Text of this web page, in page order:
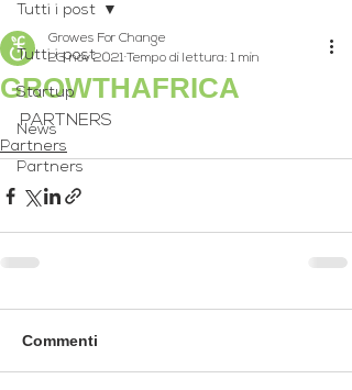
Tutti i post
Startup
News
Partners
Tutti i post
GROWTHAFRICA
Growes For Change
23 nov 2021Tempo di lettura: 1 min
PARTNERS
Partners
Commenti